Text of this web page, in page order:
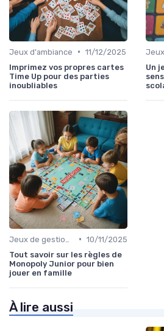
Jeux d'ambiance • 11/12/2025
Imprimez vos propres cartes
Time Up pour des parties
inoubliables
Un
• 10/11/2025
Tout savoir sur les règles de
Monopoly Junior pour bien
jouer en famille
À lire aussi